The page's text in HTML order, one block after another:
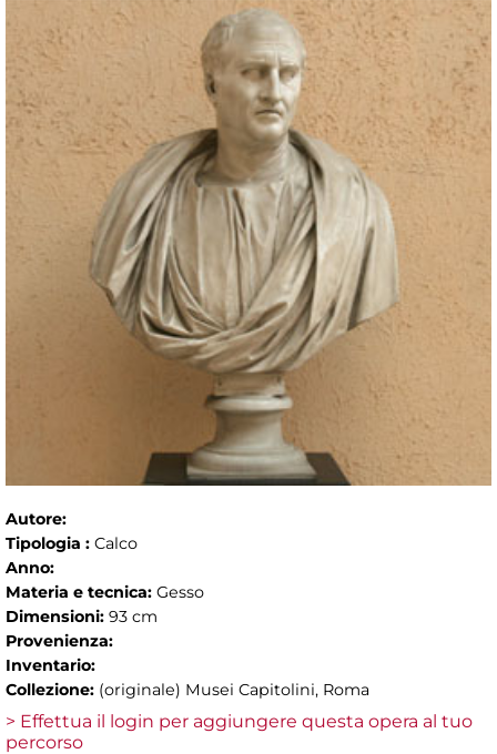
Autore:
Tipologia : Calco
Anno:
Materia e tecnica: Gesso
Dimensioni: 93 cm
Provenienza:
Inventario:
Collezione: (originale) Musei Capitolini, Roma
> Effettua il login per aggiungere questa opera al tuo
percorso